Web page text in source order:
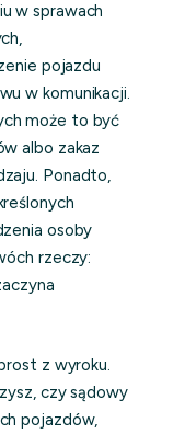
w sprawach
pojazdu
w komunikacji.
może to być
albo zakaz
Ponadto,
osoby
rzeczy:
z wyroku.
czy sądowy
pojazdów,